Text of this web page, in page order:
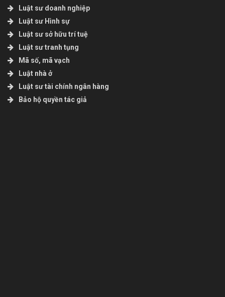
Luật sư doanh nghiệp
Luật sư Hình sự
Luật sư sở hữu trí tuệ
Luật sư tranh tụng
Mã số, mã vạch
Luật nhà ở
Luật sư tài chính ngân hàng
Bảo hộ quyền tác giả